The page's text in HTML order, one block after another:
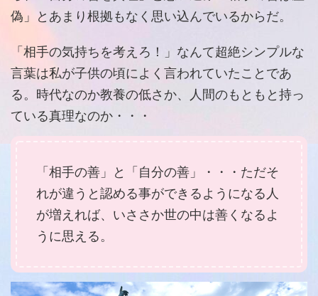
偽」とあまり根拠もなく思い込んでいるからだ。
「相手の気持ちを考えろ！」なんて超絶シンプルな
言葉は私が子供の頃によく言われていたことであ
る。時代なのか教養の低さか、人間のもともと持っ
ている真理なのか・・・
「相手の善」と「自分の善」・・・ただそ
れが違うと認める事ができるようになる人
が増えれば、いささか世の中は善くなるよ
うに思える。